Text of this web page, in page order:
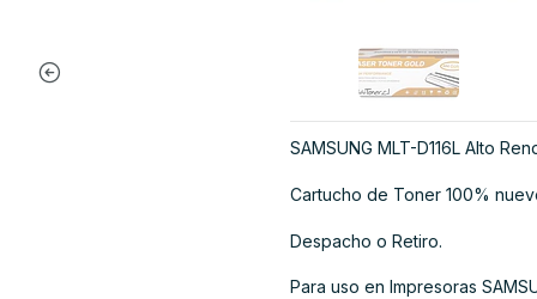
SAMSUNG MLT-D116L Alto
Cartucho de Toner 100%
Despacho o Retiro.
Para uso en Impresoras